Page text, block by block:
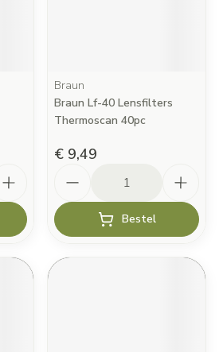
Braun
Braun Lf-40 Lensfilters
Thermoscan 40pc
€ 9,49
Bestel